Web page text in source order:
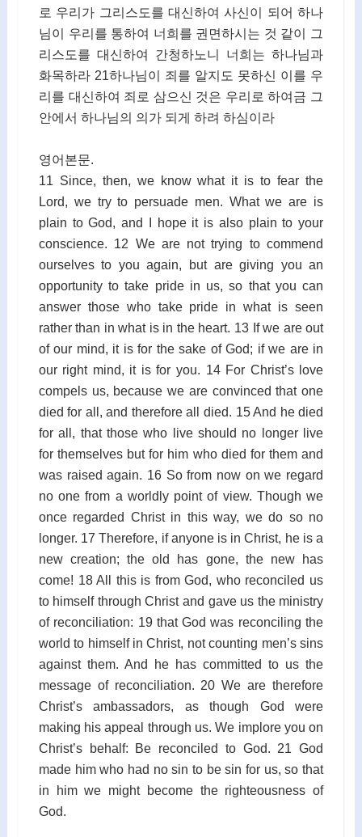
로 우리가 그리스도를 대신하여 사신이 되어 하나
님이 우리를 통하여 너희를 권면하시는 것 같이 그
리스도를 대신하여 간청하노니 너희는 하나님과
화목하라 21하나님이 죄를 알지도 못하신 이를 우
리를 대신하여 죄로 삼으신 것은 우리로 하여금 그
안에서 하나님의 의가 되게 하려 하심이라
영어본문.
11 Since, then, we know what it is to fear the
Lord, we try to persuade men. What we are is
plain to God, and I hope it is also plain to your
conscience. 12 We are not trying to commend
ourselves to you again, but are giving you an
opportunity to take pride in us, so that you can
answer those who take pride in what is seen
rather than in what is in the heart. 13 If we are out
of our mind, it is for the sake of God; if we are in
our right mind, it is for you. 14 For Christ’s love
compels us, because we are convinced that one
died for all, and therefore all died. 15 And he died
for all, that those who live should no longer live
for themselves but for him who died for them and
was raised again. 16 So from now on we regard
no one from a worldly point of view. Though we
once regarded Christ in this way, we do so no
longer. 17 Therefore, if anyone is in Christ, he is a
new creation; the old has gone, the new has
come! 18 All this is from God, who reconciled us
to himself through Christ and gave us the ministry
of reconciliation: 19 that God was reconciling the
world to himself in Christ, not counting men’s sins
against them. And he has committed to us the
message of reconciliation. 20 We are therefore
Christ’s ambassadors, as though God were
making his appeal through us. We implore you on
Christ’s behalf: Be reconciled to God. 21 God
made him who had no sin to be sin for us, so that
in him we might become the righteousness of
God.